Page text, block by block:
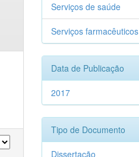
Serviços de saúde
Serviços farmacêuticos
Data de Publicação
2017
Tipo de Documento
Dissertação